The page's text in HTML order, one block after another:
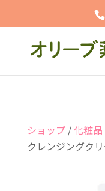
ショップ/化粧品
クレンジングク